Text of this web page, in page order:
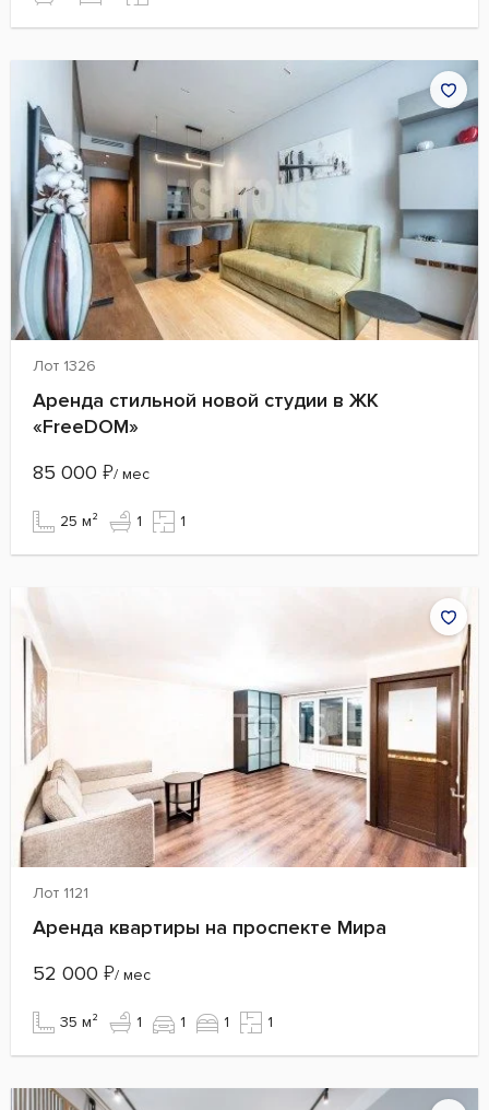
Лот 1326
Аренда стильной новой студии в ЖК
«FreeDOM»
85 000 ₽/ мес
25 м² 1 1
Лот 1121
Аренда квартиры на проспекте Мира
52 000 ₽/ мес
35 м² 1 1 1 1